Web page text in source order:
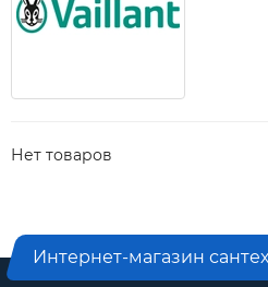
Нет товаров
Интернет-магазин